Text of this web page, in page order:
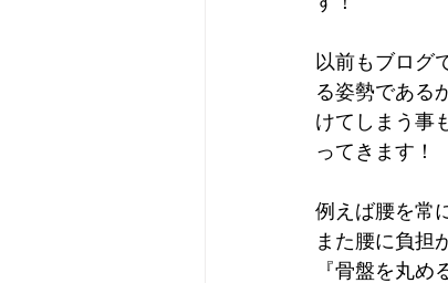
以前もブログ
る姿勢である
けてしまう事
ってきます！
例えば腰を常
また腰に負担
『骨盤を丸